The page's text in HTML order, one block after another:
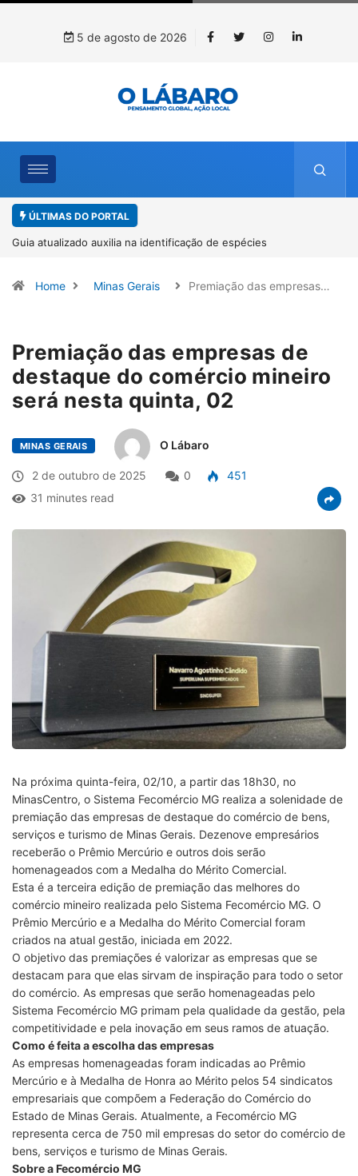
5 de agosto de 2026
ÚLTIMAS DO PORTAL
Kinross inicia rastreamento digital de 10 mil mudas usadas na
Home Minas Gerais Premiação das empresas…
Premiação das empresas de
destaque do comércio mineiro
será nesta quinta, 02
MINAS GERAIS O Lábaro
2 de outubro de 2025 0
451
31 minutes read
Na próxima quinta-feira, 02/10, a partir das 18h30, no
MinasCentro, o Sistema Fecomércio MG realiza a solenidade de
premiação das empresas de destaque do comércio de bens,
serviços e turismo de Minas Gerais. Dezenove empresários
receberão o Prêmio Mercúrio e outros dois serão
homenageados com a Medalha do Mérito Comercial.
Esta é a terceira edição de premiação das melhores do
comércio mineiro realizada pelo Sistema Fecomércio MG. O
Prêmio Mercúrio e a Medalha do Mérito Comercial foram
criados na atual gestão, iniciada em 2022.
O objetivo das premiações é valorizar as empresas que se
destacam para que elas sirvam de inspiração para todo o setor
do comércio. As empresas que serão homenageadas pelo
Sistema Fecomércio MG primam pela qualidade da gestão, pela
competitividade e pela inovação em seus ramos de atuação.
Como é feita a escolha das empresas
As empresas homenageadas foram indicadas ao Prêmio
Mercúrio e à Medalha de Honra ao Mérito pelos 54 sindicatos
empresariais que compõem a Federação do Comércio do
Estado de Minas Gerais. Atualmente, a Fecomércio MG
representa cerca de 750 mil empresas do setor do comércio de
bens, serviços e turismo de Minas Gerais.
Sobre a Fecomércio MG